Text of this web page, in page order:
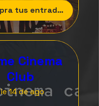
Compra tus entradas
Cinema
Club
14 de ago